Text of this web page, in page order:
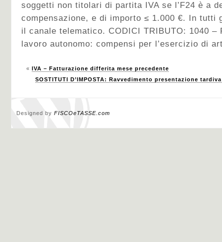
soggetti non titolari di partita IVA se l’F24 è a
compensazione, e di importo ≤ 1.000 €. In
il canale telematico. CODICI TRIBUTO: 1040
lavoro autonomo: compensi per l’esercizio di
« IVA – Fatturazione differita mese precedente
SOSTITUTI D’IMPOSTA: Ravvedimento presentazione
Designed by FISCOeTASSE.com